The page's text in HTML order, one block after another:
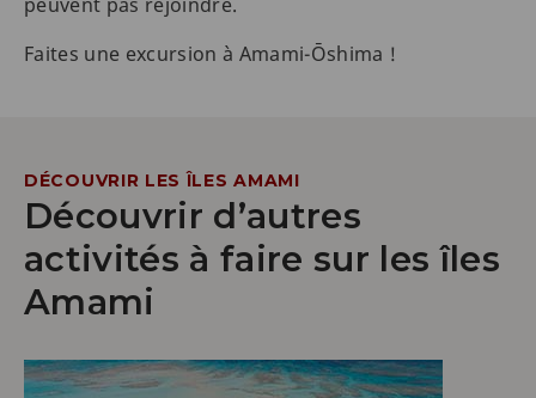
Faites une excursion à Amami-Ōshima !
DÉCOUVRIR LES ÎLES AMAMI
Découvrir d’autres
activités à faire sur les îles
Amami